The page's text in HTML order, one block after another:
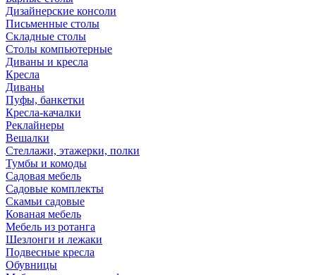
Дизайнерские консоли
Письменные столы
Складные столы
Столы компьютерные
Диваны и кресла
Кресла
Диваны
Пуфы, банкетки
Кресла-качалки
Реклайнеры
Вешалки
Стеллажи, этажерки, полки
Тумбы и комоды
Садовая мебель
Садовые комплекты
Скамьи садовые
Кованая мебель
Мебель из ротанга
Шезлонги и лежаки
Подвесные кресла
Обувницы